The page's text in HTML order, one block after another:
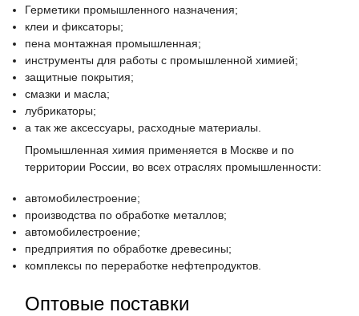
Герметики промышленного назначения;
клеи и фиксаторы;
пена монтажная промышленная;
инструменты для работы с промышленной химией;
защитные покрытия;
смазки и масла;
лубрикаторы;
а так же аксессуары, расходные материалы.
Промышленная химия применяется в Москве и по
территории России, во всех отраслях промышленности:
автомобилестроение;
производства по обработке металлов;
автомобилестроение;
предприятия по обработке древесины;
комплексы по переработке нефтепродуктов.
Оптовые поставки